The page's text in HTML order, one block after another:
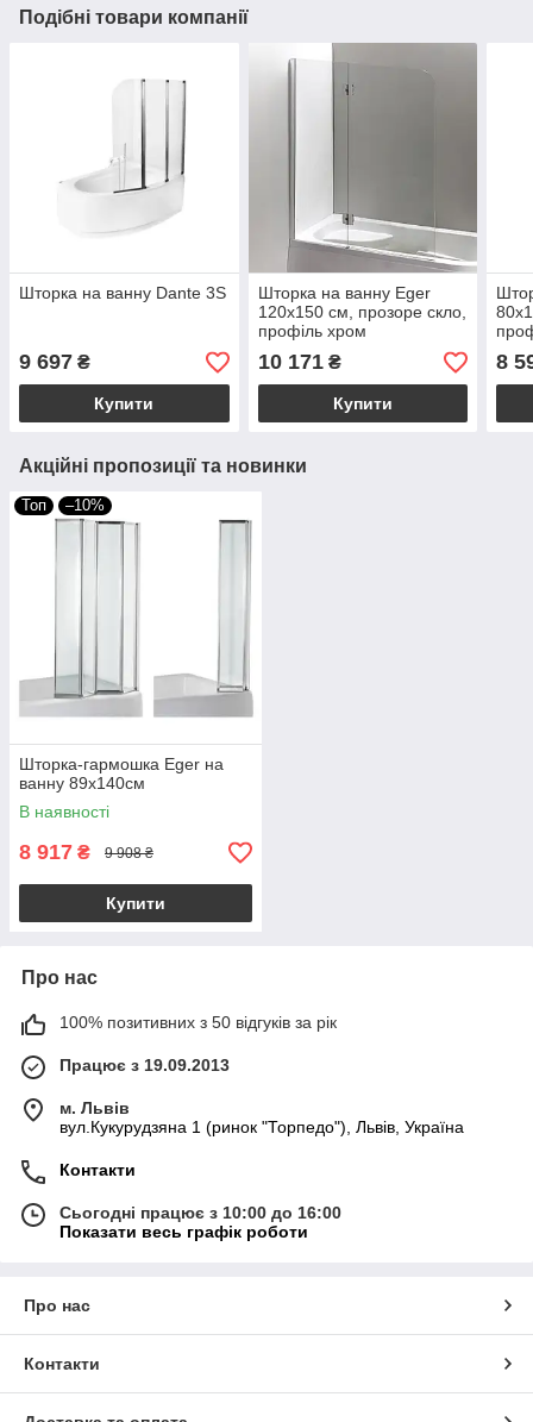
Подібні товари компанії
Шторка на ванну Dante 3S
9 697 ₴
Купити
Шторка на ванну Eger
120х150 см, прозоре скло,
профіль хром
10 171₴
Купити
8
Акційні пропозиції та новинки
Топ –10%
Шторка-гармошка Eger на
ванну 89х140см
В наявності
8 917 ₴ 9 908 ₴
Купити
Про нас
100% позитивних з 50 відгуків за рік
Працює з 19.09.2013
м. Львів
вул.Кукурудзяна 1 (ринок "Торпедо"), Львів, Україна
Контакти
Сьогодні працює з 10:00 до 16:00
Показати весь графік роботи
Про нас
Контакти